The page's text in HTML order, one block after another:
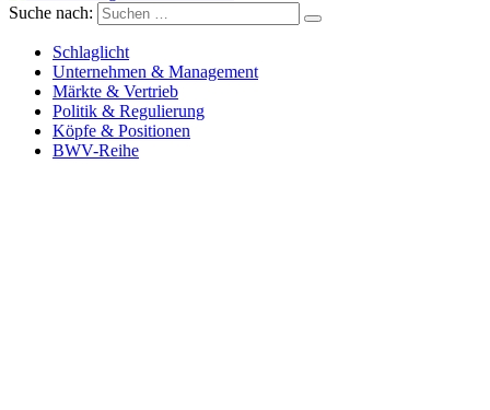
Versicherungswirtschaft-heute
Suche nach:
Schlaglicht
Unternehmen & Management
Märkte & Vertrieb
Politik & Regulierung
Köpfe & Positionen
BWV-Reihe